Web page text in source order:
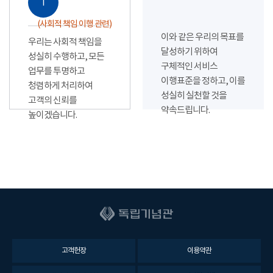
Ⅰ
(사회적 책임 이행 관련)
우리는 사회적 책임을
성실히 수행하고, 모든
업무를 투명하고
청렴하게 처리하여
고객의 신뢰를
높이겠습니다.
이와 같은 우리의 목표를
달성하기 위하여
구체적인 서비스
이행표준을 정하고, 이를
성실히 실천할 것을
약속드립니다.
고객헌장 이용약관